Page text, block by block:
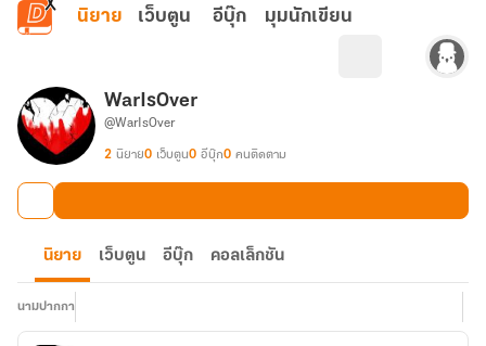
ข้ามไปยังเนื้อหาหลัก
นิยาย เว็บตูน อีบุ๊ก มุมนักเขียน
WarIsOver
@WarIsOver
2 นิยาย0 เว็บตูน0 อีบุ๊ก0 คนติดตาม
นิยาย เว็บตูน อีบุ๊ก คอลเล็กชัน
นามปากกา